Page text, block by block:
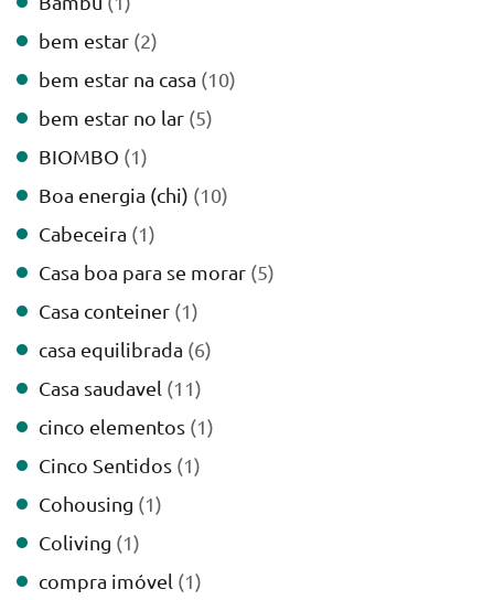
bem estar (2)
bem estar na casa (10)
bem estar no lar (5)
BIOMBO (1)
Boa energia (chi) (10)
Cabeceira (1)
Casa boa para se morar (5)
Casa conteiner (1)
casa equilibrada (6)
Casa saudavel (11)
cinco elementos (1)
Cinco Sentidos (1)
Cohousing (1)
Coliving (1)
compra imóvel (1)